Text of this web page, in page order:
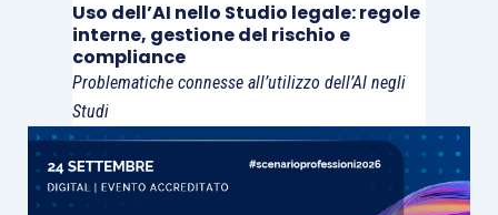
Uso dell’AI nello Studio legale: regole
interne, gestione del rischio e
compliance
Problematiche connesse all’utilizzo dell’AI negli
Studi